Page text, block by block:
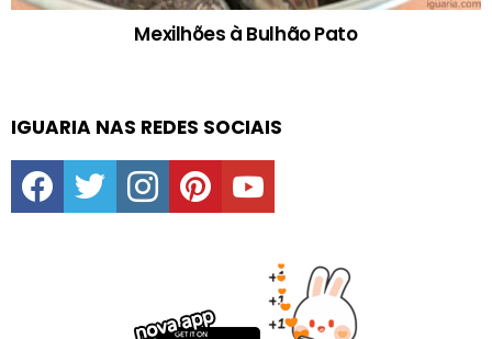
Mexilhões à Bulhão Pato
IGUARIA NAS REDES SOCIAIS
facebooktwitter instagrampinterestyoutube